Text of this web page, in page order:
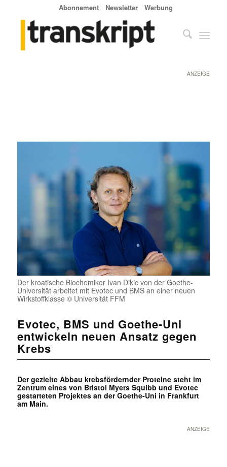
Abonnement Newsletter Werbung
ANZEIGE
Der kroatische Biochemiker Ivan Dikic von der Goethe-
Universität arbeitet mit Evotec und BMS an einer neuen
Wirkstoffklasse © Universität FFM
Evotec, BMS und Goethe-Uni
entwickeln neuen Ansatz gegen
Krebs
Der gezielte Abbau krebsfördernder Proteine steht im
Zentrum eines von Bristol Myers Squibb und Evotec
gestarteten Projektes an der Goethe-Uni in Frankfurt
am Main.
ANZEIGE